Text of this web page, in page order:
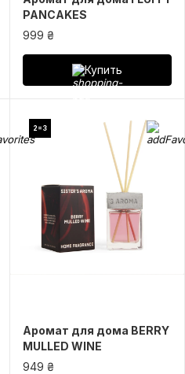
PANCAKES
999 ₴
Купить
2=3
Аромат для дома BERRY
MULLED WINE
949 ₴